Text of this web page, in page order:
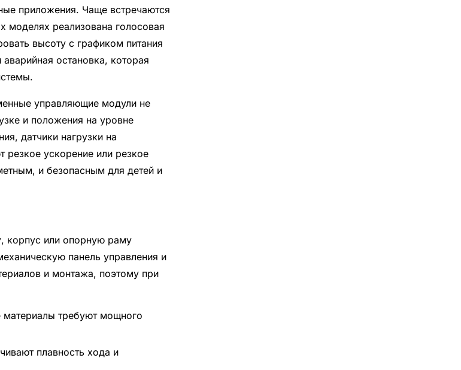
приложения. Чаще встречаются
моделях реализована голосовая
высоту с графиком питания
остановка, которая
управляющие модули не
и положения на уровне
датчики нагрузки на
ускорение или резкое
и безопасным для детей и
корпус или опорную раму
панель управления и
и монтажа, поэтому при
материалы требуют мощного
плавность хода и